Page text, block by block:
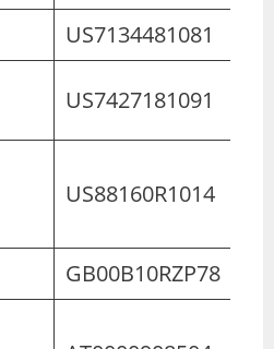
US7134481081
US7427181091
US88160R1014
GB00B10RZP78